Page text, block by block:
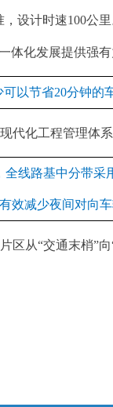
计时速100公
体化发展提供强有
以节省20分钟
化工程管理体系
线路基中分带
减少夜间对向
从“交通末梢”